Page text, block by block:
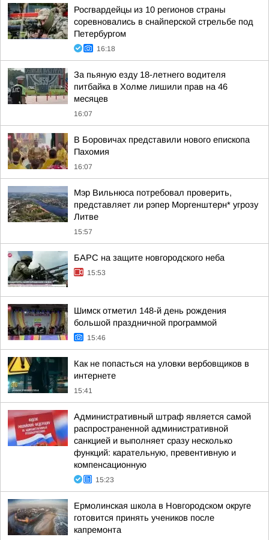
Росгвардейцы из 10 регионов страны
соревновались в снайперской стрельбе под
Петербургом
16:18
За пьяную езду 18-летнего водителя
питбайка в Холме лишили прав на 46
месяцев
16:07
В Боровичах представили нового епископа
Пахомия
16:07
Мэр Вильнюса потребовал проверить,
представляет ли рэпер Моргенштерн* угрозу
Литве
15:57
БАРС на защите новгородского неба
15:53
Шимск отметил 148-й день рождения
большой праздничной программой
15:46
Как не попасться на уловки вербовщиков в
интернете
15:41
Административный штраф является самой
распространенной административной
санкцией и выполняет сразу несколько
функций: карательную, превентивную и
компенсационную
15:23
Ермолинская школа в Новгородском округе
готовится принять учеников после
капремонта